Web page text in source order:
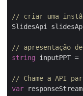
// criar uma
SlidesApi
// apresentação
string inputPPT =
// Chame a API
var